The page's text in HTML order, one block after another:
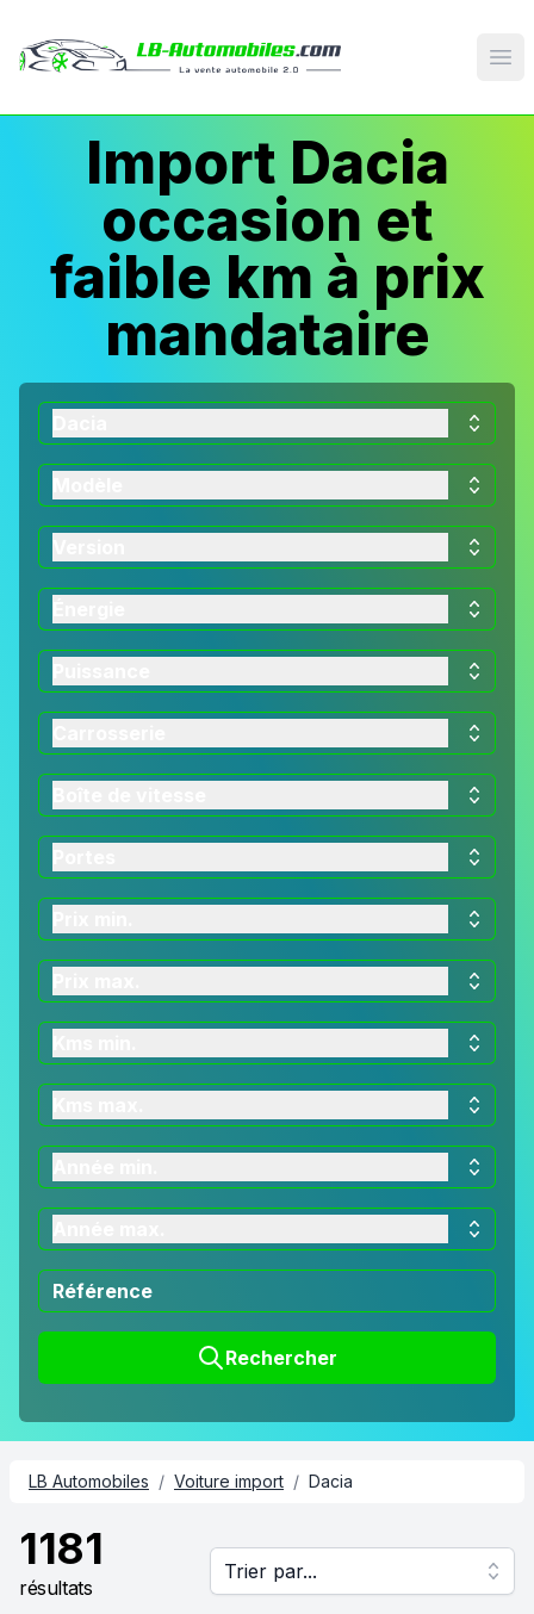
Import Dacia
occasion et
faible km à prix
mandataire
Rechercher
LB Automobiles / Voiture import / Dacia
1181
résultats
Trier par...